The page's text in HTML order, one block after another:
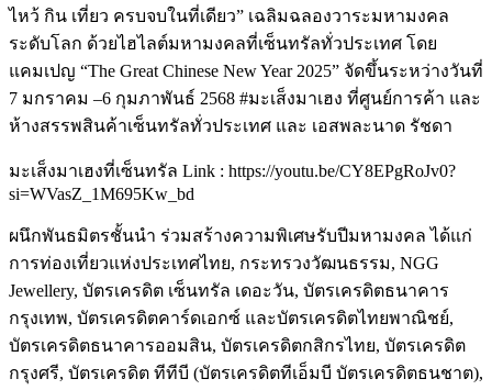
ไหว้ กิน เที่ยว ครบจบในที่เดียว” เฉลิมฉลองวาระมหามงคล
ระดับโลก ด้วยไฮไลต์มหามงคลที่เซ็นทรัลทั่วประเทศ โดย
แคมเปญ “The Great Chinese New Year 2025” จัดขึ้นระหว่างวันที่
7 มกราคม –6 กุมภาพันธ์ 2568 #มะเส็งมาเฮง ที่ศูนย์การค้า และ
ห้างสรรพสินค้าเซ็นทรัลทั่วประเทศ และ เอสพละนาด รัชดา
มะเส็งมาเฮงที่เซ็นทรัล Link : https://youtu.be/CY8EPgRoJv0?
si=WVasZ_1M695Kw_bd
ผนึกพันธมิตรชั้นนำ ร่วมสร้างความพิเศษรับปีมหามงคล ได้แก่
การท่องเที่ยวแห่งประเทศไทย, กระทรวงวัฒนธรรม, NGG
Jewellery, บัตรเครดิต เซ็นทรัล เดอะวัน, บัตรเครดิตธนาคาร
กรุงเทพ, บัตรเครดิตคาร์ดเอกซ์ และบัตรเครดิตไทยพาณิชย์,
บัตรเครดิตธนาคารออมสิน, บัตรเครดิตกสิกรไทย, บัตรเครดิต
กรุงศรี, บัตรเครดิต ทีทีบี (บัตรเครดิตทีเอ็มบี บัตรเครดิตธนชาต),